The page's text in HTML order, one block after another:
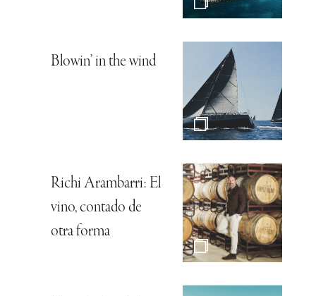
Blowin’ in the wind
Richi Arambarri: El
vino, contado de
otra forma